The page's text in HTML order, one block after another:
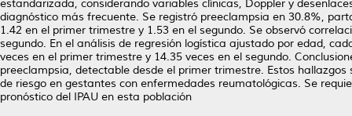
estandarizada, considerando variables clínicas, Doppler y
diagnóstico más frecuente. Se registró preeclampsia en 30.8%,
1.42 en el primer trimestre y 1.53 en el segundo. Se observó
segundo. En el análisis de regresión logística ajustado por edad,
veces en el primer trimestre y 14.35 veces en el segundo.
preeclampsia, detectable desde el primer trimestre. Estos
de riesgo en gestantes con enfermedades reumatológicas. Se
pronóstico del IPAU en esta población